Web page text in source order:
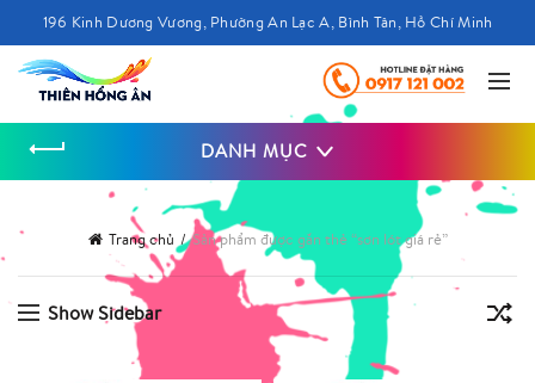
196 Kinh Dương Vương, Phường An Lạc A, Bình Tân, Hồ Chí Minh
DANH MỤC
Trang chủ Sản phẩm được gắn thẻ “sơn lót giá rẻ”
Show Sidebar